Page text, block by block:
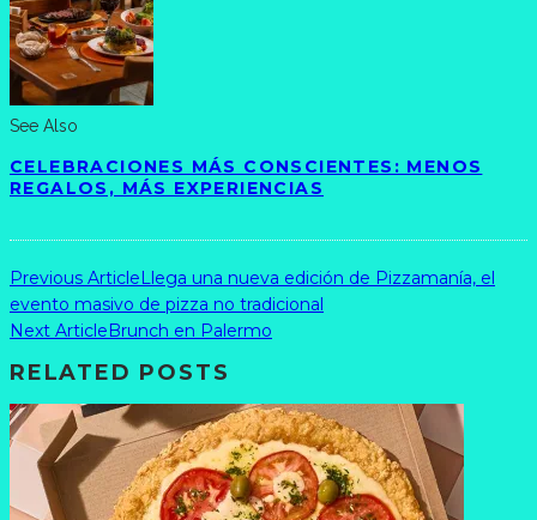
See Also
CELEBRACIONES MÁS CONSCIENTES: MENOS
REGALOS, MÁS EXPERIENCIAS
Previous ArticleLlega una nueva edición de Pizzamanía, el
evento masivo de pizza no tradicional
Next ArticleBrunch en Palermo
RELATED POSTS